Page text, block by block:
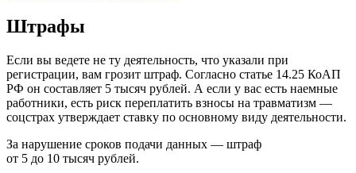
Штрафы
Если вы ведете не ту деятельность, что указали при
регистрации, вам грозит штраф. Согласно статье 14.25 КоАП
РФ он составляет 5 тысяч рублей. А если у вас есть наемные
работники, есть риск переплатить взносы на травматизм —
соцстрах утверждает ставку по основному виду деятельности.
За нарушение сроков подачи данных — штраф
от 5 до 10 тысяч рублей.